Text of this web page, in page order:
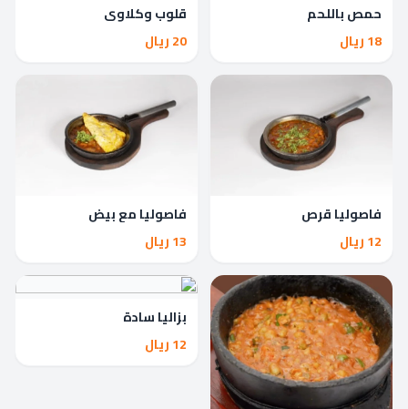
حمص باللحم
18 ريال
قلوب وكلاوي
20 ريال
فاصوليا قرص
12 ريال
فاصوليا مع بيض
13 ريال
بزاليا سادة
12 ريال